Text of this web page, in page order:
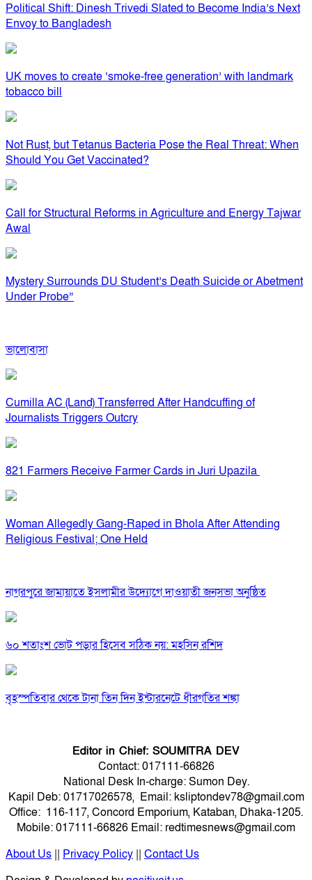
Political Shift: Dinesh Trivedi Slated to Become India’s Next
Envoy to Bangladesh
UK moves to create ‘smoke-free generation’ with landmark
tobacco bill
Not Rust, but Tetanus Bacteria Pose the Real Threat: When
Should You Get Vaccinated?
Call for Structural Reforms in Agriculture and Energy Tajwar
Awal
Mystery Surrounds DU Student’s Death Suicide or Abetment
Under Probe”
ভালোবাসা
Cumilla AC (Land) Transferred After Handcuffing of
Journalists Triggers Outcry
821 Farmers Receive Farmer Cards in Juri Upazila
Woman Allegedly Gang-Raped in Bhola After Attending
Religious Festival; One Held
নাগরপুরে জামায়াতে ইসলামীর উদ্যোগে দাওয়াতী জনসভা অনুষ্ঠিত
৬০ শতাংশ ভোট পড়ার হিসেব সঠিক নয়: মহসিন রশিদ
বৃহস্পতিবার থেকে টানা তিন দিন ইন্টারনেটে ধীরগতির শঙ্কা
Editor in Chief: SOUMITRA DEV
Contact: 017111-66826
National Desk In-charge: Sumon Dey.
Kapil Deb: 01717026578, Email: ksliptondev78@gmail.com
Office: 116-117, Concord Emporium, Kataban, Dhaka-1205.
Mobile: 017111-66826 Email: redtimesnews@gmail.com
About Us || Privacy Policy || Contact Us